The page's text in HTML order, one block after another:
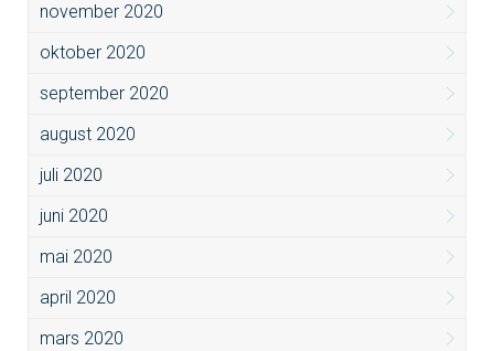
november 2020
oktober 2020
september 2020
august 2020
juli 2020
juni 2020
mai 2020
april 2020
mars 2020